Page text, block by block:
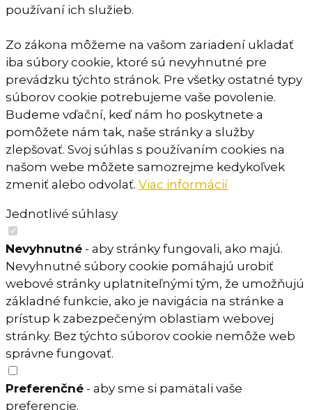
používaní ich služieb.
Zo zákona môžeme na vašom zariadení ukladať
iba súbory cookie, ktoré sú nevyhnutné pre
prevádzku týchto stránok. Pre všetky ostatné typy
súborov cookie potrebujeme vaše povolenie.
Budeme vďační, keď nám ho poskytnete a
pomôžete nám tak, naše stránky a služby
zlepšovať. Svoj súhlas s používaním cookies na
našom webe môžete samozrejme kedykoľvek
zmeniť alebo odvolať. Viac informácií
Jednotlivé súhlasy
Nevyhnutné - aby stránky fungovali, ako majú.
Nevyhnutné súbory cookie pomáhajú urobiť
webové stránky uplatniteľnými tým, že umožňujú
základné funkcie, ako je navigácia na stránke a
prístup k zabezpečeným oblastiam webovej
stránky. Bez týchto súborov cookie nemôže web
správne fungovať.
Preferenčné - aby sme si pamätali vaše
preferencie.